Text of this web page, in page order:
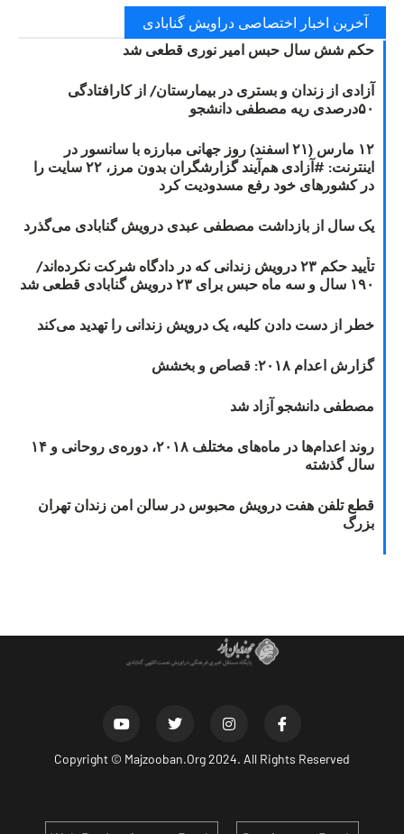
آخرین اخبار اختصاصی دراویش گنابادی
حکم شش سال حبس امیر نوری قطعی شد
آزادی از زندان و بستری در بیمارستان/ از کارافتادگی
۵۰درصدی ریه مصطفی دانشجو
۱۲ مارس (۲۱ اسفند) روز جهانی مبارزه با سانسور در
اینترنت: #آزادی هم‌آیند گزارشگران‌ بدون مرز، ۲۲ سایت را
در کشورهای خود رفع مسدودیت کرد
یک سال از بازداشت مصطفی عبدی درویش گنابادی می‌گذرد
تأیید حکم ۲۳ درویش زندانی که در دادگاه شرکت نکرده‌اند/
۱۹۰ سال و سه ماه حبس برای ۲۳ درویش گنابادی قطعی شد
خطر از دست دادن کلیه، یک درویش زندانی را تهدید می‌کند
گزارش اعدام ۲۰۱۸: قصاص و بخشش
مصطفی دانشجو آزاد شد
روند اعدام‌ها در ماه‌های مختلف ۲۰۱۸، دوره‌ی روحانی و ۱۴
سال گذشته
قطع تلفن هفت درویش محبوس در سالن امن زندان تهران
بزرگ
Copyright © Majzooban.Org2024. All Rights Reserved